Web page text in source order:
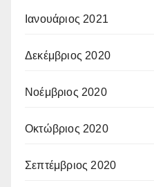
Ιανουάριος 2021
Δεκέμβριος 2020
Νοέμβριος 2020
Οκτώβριος 2020
Σεπτέμβριος 2020